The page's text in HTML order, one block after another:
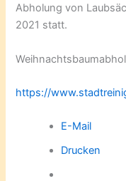
Abholung von
2021 statt.
https://
E-Mail
Drucken